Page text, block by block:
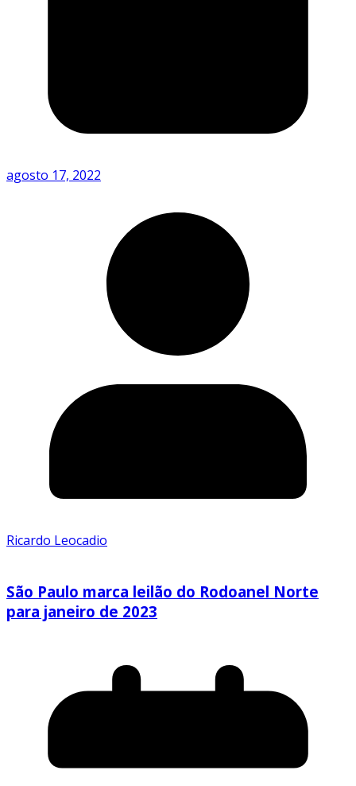
agosto 17, 2022
Ricardo Leocadio
São Paulo marca leilão do Rodoanel Norte
para janeiro de 2023